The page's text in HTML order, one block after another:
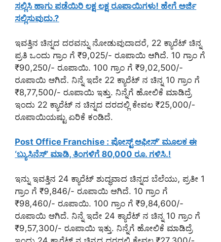
ಸಲ್ಲಿಸಿ ಹಾಗು ಪಡೆಯಿರಿ ಲಕ್ಷ ಲಕ್ಷ ರೂಪಾಯಿಗಳು! ಹೇಗೆ ಅರ್ಜಿ
ಸಲ್ಲಿಸುವುದು.?
ಇವತ್ತಿನ ಚಿನ್ನದ ದರವನ್ನು ನೋಡುವುದಾದರೆ, 22 ಕ್ಯಾರೆಟ್ ಚಿನ್ನ
ಪ್ರತಿ ಒಂದು ಗ್ರಾಂ ಗೆ ₹9,025/- ರೂಪಾಯಿ ಆಗಿದೆ. 10 ಗ್ರಾಂ ಗೆ
₹90,250/- ರೂಪಾಯಿ. 100 ಗ್ರಾಂ ಗೆ ₹9,02,500/-
ರೂಪಾಯಿ ಆಗಿದೆ. ನಿನ್ನೆ ಇದೇ 22 ಕ್ಯಾರೆಟ್ ನ ಚಿನ್ನ 10 ಗ್ರಾಂ ಗೆ
₹8,77,500/- ರೂಪಾಯಿ ಇತ್ತು. ನಿನ್ನೆಗೆ ಹೋಲಿಕೆ ಮಾಡಿದ್ರೆ
ಇಂದು 22 ಕ್ಯಾರೆಟ್ ನ ಚಿನ್ನದ ದರದಲ್ಲಿ ಕೇವಲ ₹25,000/-
ರೂಪಾಯಿಯಷ್ಟು ಏರಿಕೆ ಕಂಡಿದೆ.
Post Office Franchise : ಪೋಸ್ಟ್ ಆಫೀಸ್’ ಮೂಲಕ ಈ
‘ಬ್ಯುಸಿನೆಸ್’ ಮಾಡಿ, ತಿಂಗಳಿಗೆ 80,000 ರೂ. ಗಳಿಸಿ.!
ಇನ್ನು ಇವತ್ತಿನ 24 ಕ್ಯಾರೆಟ್ ಶುದ್ಧವಾದ ಚಿನ್ನದ ಬೆಲೆಯು, ಪ್ರತೀ 1
ಗ್ರಾಂ ಗೆ ₹9,846/- ರೂಪಾಯಿ ಆಗಿದೆ. 10 ಗ್ರಾಂ ಗೆ
₹98,460/- ರೂಪಾಯಿ. 100 ಗ್ರಾಂ ಗೆ ₹9,84,600/-
ರೂಪಾಯಿ ಆಗಿದೆ. ನಿನ್ನೆ ಇದೇ 24 ಕ್ಯಾರೆಟ್ ನ ಚಿನ್ನ 10 ಗ್ರಾಂ ಗೆ
₹9,57,300/- ರೂಪಾಯಿ ಇತ್ತು. ನಿನ್ನೆಗೆ ಹೋಲಿಕೆ ಮಾಡಿದ್ರೆ